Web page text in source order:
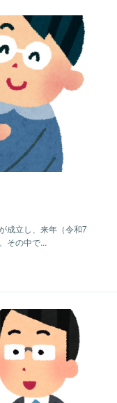
成立し、来年（令和7
その中で...